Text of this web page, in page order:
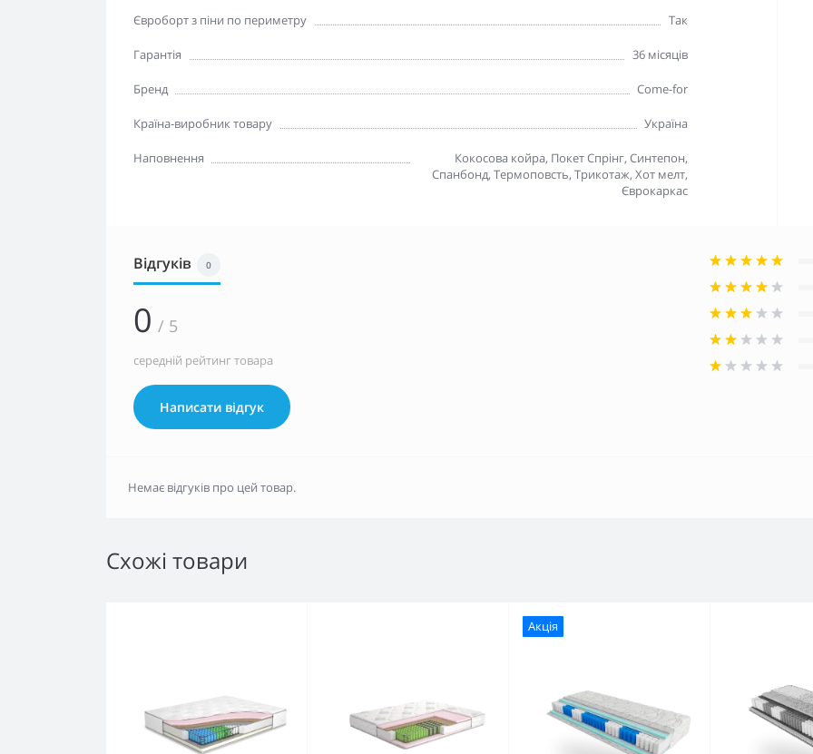
Євроборт з піни по периметру Так
Гарантія 36 місяців
Бренд Come-for
Країна-виробник товару Україна
Наповнення
Кокосова койра, Покет Спрінг, Синтепон,
Спанбонд, Термоповсть, Трикотаж, Хот мелт,
Єврокаркас
Відгуків 0
0 / 5
середній рейтинг товара
Написати відгук
Немає відгуків про цей товар.
Схожі товари
Акція